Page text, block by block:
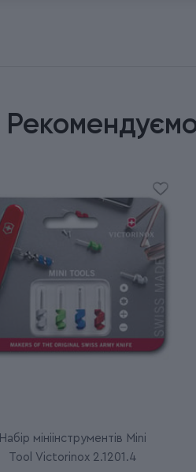
Набір мініінструментів Mini
Tool Victorinox 2.1201.4